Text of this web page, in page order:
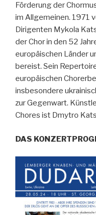
Förderung der
im Allgemeinen. 1971
Dirigenten Mykola
der Chor in den 52
europäischen Länder
bereist. Sein
europäischen
insbesondere
zur Gegenwart.
Chores ist Dmytro
DAS